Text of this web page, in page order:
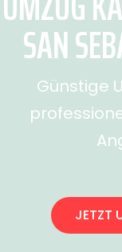
SAN
Günstige
JETZT